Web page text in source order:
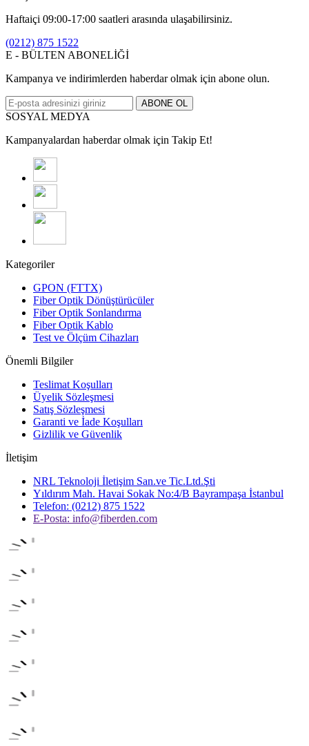
Haftaiçi 09:00-17:00 saatleri arasında ulaşabilirsiniz.
(0212) 875 1522
E - BÜLTEN ABONELİĞİ
Kampanya ve indirimlerden haberdar olmak için abone olun.
ABONE OL
SOSYAL MEDYA
Kampanyalardan haberdar olmak için Takip Et!
Kategoriler
GPON (FTTX)
Fiber Optik Dönüştürücüler
Fiber Optik Sonlandırma
Fiber Optik Kablo
Test ve Ölçüm Cihazları
Önemli Bilgiler
Teslimat Koşulları
Üyelik Sözleşmesi
Satış Sözleşmesi
Garanti ve İade Koşulları
Gizlilik ve Güvenlik
İletişim
NRL Teknoloji İletişim San.ve Tic.Ltd.Şti
Yıldırım Mah. Havai Sokak No:4/B Bayrampaşa İstanbul
Telefon: (0212) 875 1522
E-Posta: info@fiberden.com